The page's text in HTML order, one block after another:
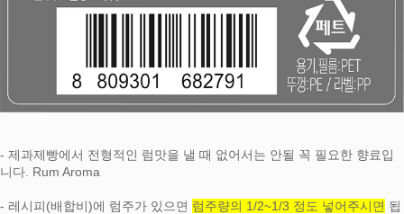
- 제과제빵에서 전형적인 럼맛을 낼 때 없어서는 안될 꼭 필요한 향료입
니다. Rum Aroma
- 레시피(배합비)에 럼주가 있으면 럼주량의 1/2~1/3 정도 넣어주시면 됩